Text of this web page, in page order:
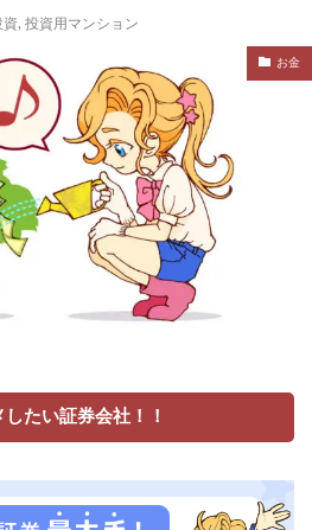
資, 投資用マンション
お金
たい証券会社！！